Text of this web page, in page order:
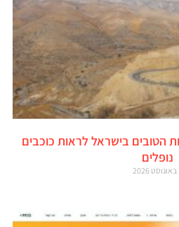
הטובים בישראל לראות כוכבים
נופלים